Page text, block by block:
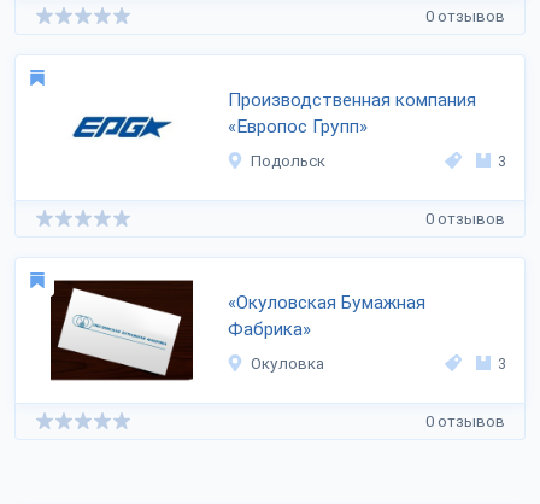
0 отзывов
Производственная компания
«Европос Групп»
Подольск 3
0 отзывов
«Окуловская Бумажная
Фабрика»
Окуловка 3
0 отзывов